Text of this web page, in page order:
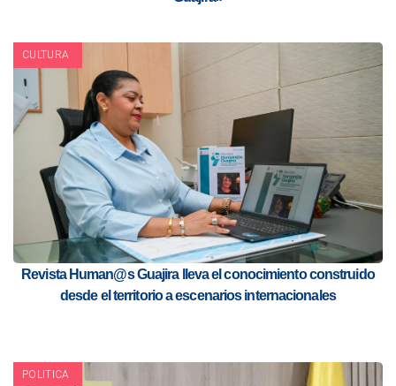
CULTURA
Revista Human@s Guajira lleva el conocimiento construido
desde el territorio a escenarios internacionales
POLITICA